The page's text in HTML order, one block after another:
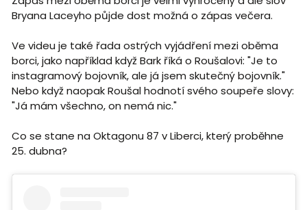
Bryana Laceyho půjde dost možná o zápas večera.
Ve videu je také řada ostrých vyjádření mezi oběma
borci, jako například když Bark říká o Roušalovi: "Je to
instagramový bojovník, ale já jsem skutečný bojovník."
Nebo když naopak Roušal hodnotí svého soupeře slovy:
"Já mám všechno, on nemá nic."
Co se stane na Oktagonu 87 v Liberci, který proběhne
25. dubna?